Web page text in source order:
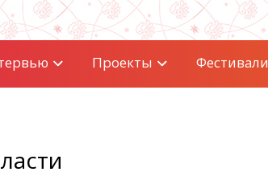
Проекты Фестивали